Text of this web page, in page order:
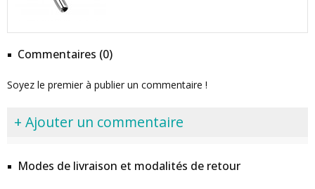
Commentaires (0)
Soyez le premier à publier un commentaire !
+ Ajouter un commentaire
Modes de livraison et modalités de retour